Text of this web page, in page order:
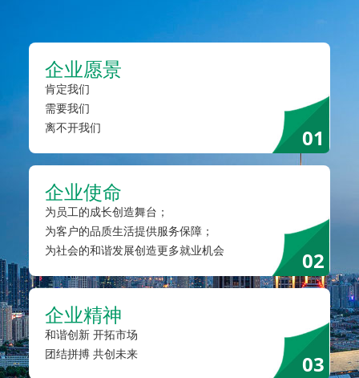
企业愿景
肯定我们
需要我们
离不开我们
01
企业使命
为员工的成长创造舞台；
为客户的品质生活提供服务保障；
为社会的和谐发展创造更多就业机会
02
企业精神
和谐创新 开拓市场
团结拼搏 共创未来
03